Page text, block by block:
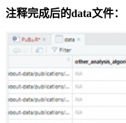
注释完成后的data文件：